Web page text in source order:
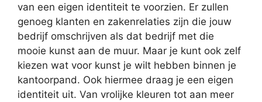
van een eigen identiteit te voorzien. Er zullen
genoeg klanten en zakenrelaties zijn die jouw
bedrijf omschrijven als dat bedrijf met die
mooie kunst aan de muur. Maar je kunt ook zelf
kiezen wat voor kunst je wilt hebben binnen je
kantoorpand. Ook hiermee draag je een eigen
identiteit uit. Van vrolijke kleuren tot aan meer